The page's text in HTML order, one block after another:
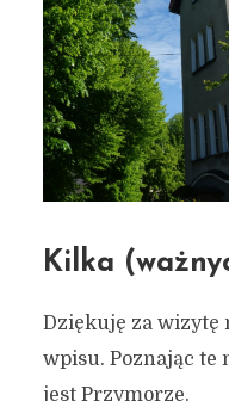
Kilka
Dziękuję za wizytę
wpisu. Poznając te
jest Przymorze.